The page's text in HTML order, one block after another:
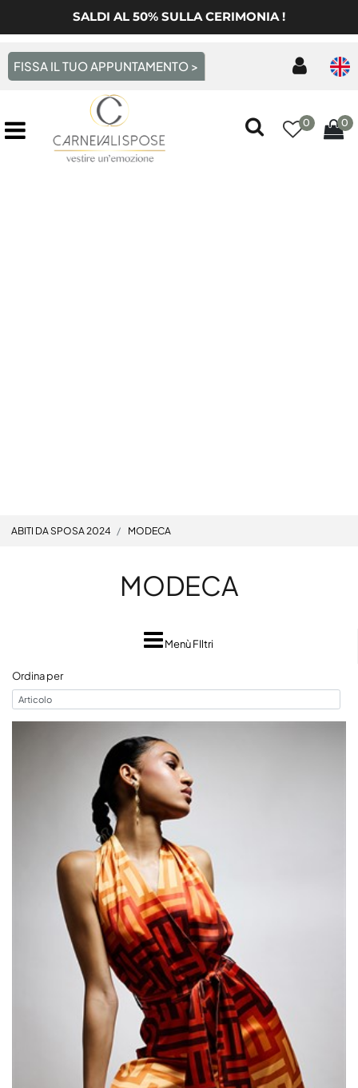
SALDI AL 50% SULLA CERIMONIA !
FISSA IL TUO APPUNTAMENTO >
Open menu 0 0
ABITI DA SPOSA 2024 MODECA
MODECA
Menù FIltri
Ordina per